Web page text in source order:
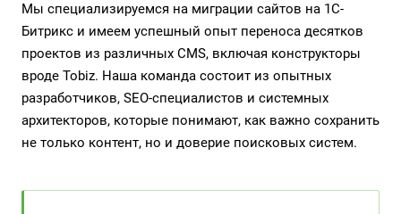
Мы специализируемся на миграции сайтов на 1С-
Битрикс и имеем успешный опыт переноса десятков
проектов из различных CMS, включая конструкторы
вроде Tobiz. Наша команда состоит из опытных
разработчиков, SEO-специалистов и системных
архитекторов, которые понимают, как важно сохранить
не только контент, но и доверие поисковых систем.